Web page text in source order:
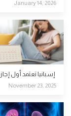
January 14, 2026
إسبانيا تعتمد أول
November 23, 2025